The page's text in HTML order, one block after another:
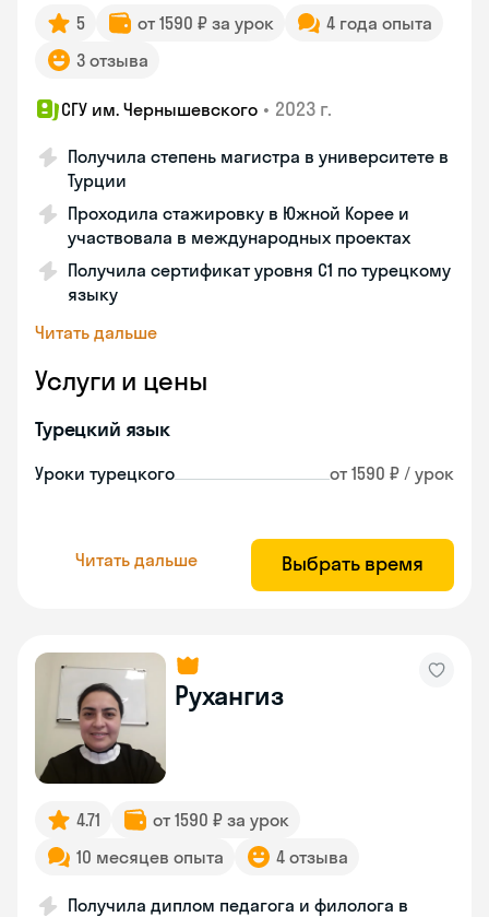
5 от 1590 ₽ за урок
4 года опыта
3 отзыва
СГУ им. Чернышевского • 2023 г.
Получила степень магистра в университете в
Турции
Проходила стажировку в Южной Корее и
участвовала в международных проектах
Получила сертификат уровня C1 по турецкому
языку
Читать дальше
Услуги и цены
Турецкий язык
Уроки турецкого от 1590 ₽ / урок
Читать дальше Выбрать время
Рухангиз
4.71
от 1590 ₽ за урок
10 месяцев опыта
4 отзыва
Получила диплом педагога и филолога в